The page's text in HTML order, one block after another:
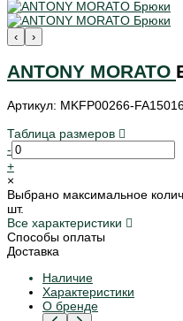
‹ ›
ANTONY MORATO
Артикул: MKFP00266-
Таблица размеров
-
+
×
Выбрано максимальное
шт.
Все характеристики
Способы оплаты
Доставка
Наличие
Характеристики
О бренде